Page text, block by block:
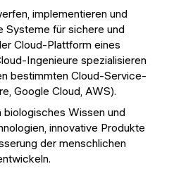
implementieren und
Systeme für sichere und
Cloud-Plattform eines
Ingenieure spezialisieren
bestimmten Cloud-Service-
Google Cloud, AWS).
biologisches Wissen und
innovative Produkte
der menschlichen